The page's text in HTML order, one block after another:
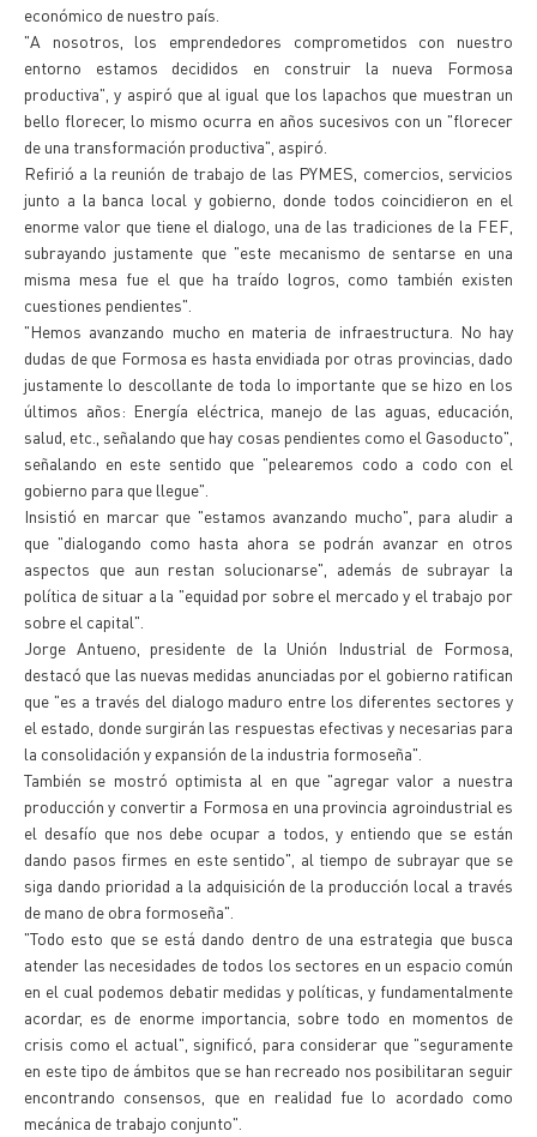
económico de nuestro país.
"A nosotros, los emprendedores comprometidos con nuestro
entorno estamos decididos en construir la nueva Formosa
productiva", y aspiró que al igual que los lapachos que muestran un
bello florecer, lo mismo ocurra en años sucesivos con un "florecer
de una transformación productiva", aspiró.
Refirió a la reunión de trabajo de las PYMES, comercios, servicios
junto a la banca local y gobierno, donde todos coincidieron en el
enorme valor que tiene el dialogo, una de las tradiciones de la FEF,
subrayando justamente que "este mecanismo de sentarse en una
misma mesa fue el que ha traído logros, como también existen
cuestiones pendientes".
"Hemos avanzando mucho en materia de infraestructura. No hay
dudas de que Formosa es hasta envidiada por otras provincias, dado
justamente lo descollante de toda lo importante que se hizo en los
últimos años: Energía eléctrica, manejo de las aguas, educación,
salud, etc., señalando que hay cosas pendientes como el Gasoducto",
señalando en este sentido que "pelearemos codo a codo con el
gobierno para que llegue".
Insistió en marcar que "estamos avanzando mucho", para aludir a
que "dialogando como hasta ahora se podrán avanzar en otros
aspectos que aun restan solucionarse", además de subrayar la
política de situar a la "equidad por sobre el mercado y el trabajo por
sobre el capital".
Jorge Antueno, presidente de la Unión Industrial de Formosa,
destacó que las nuevas medidas anunciadas por el gobierno ratifican
que "es a través del dialogo maduro entre los diferentes sectores y
el estado, donde surgirán las respuestas efectivas y necesarias para
la consolidación y expansión de la industria formoseña".
También se mostró optimista al en que "agregar valor a nuestra
producción y convertir a Formosa en una provincia agroindustrial es
el desafío que nos debe ocupar a todos, y entiendo que se están
dando pasos firmes en este sentido", al tiempo de subrayar que se
siga dando prioridad a la adquisición de la producción local a través
de mano de obra formoseña".
"Todo esto que se está dando dentro de una estrategia que busca
atender las necesidades de todos los sectores en un espacio común
en el cual podemos debatir medidas y políticas, y fundamentalmente
acordar, es de enorme importancia, sobre todo en momentos de
crisis como el actual", significó, para considerar que "seguramente
en este tipo de ámbitos que se han recreado nos posibilitaran seguir
encontrando consensos, que en realidad fue lo acordado como
mecánica de trabajo conjunto".